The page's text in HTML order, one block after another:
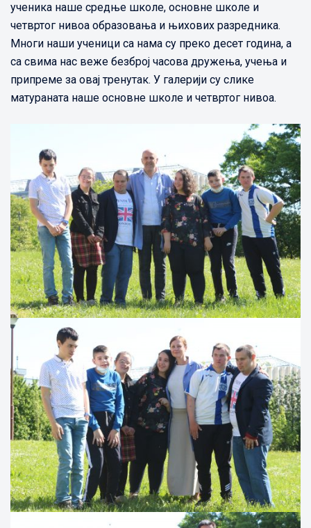
ученика наше средње школе, основне школе и
четвртог нивоа образовања и њихових разредника.
Многи наши ученици са нама су преко десет година, а
са свима нас веже безброј часова дружења, учења и
припреме за овај тренутак. У галерији су слике
матураната наше основне школе и четвртог нивоа.